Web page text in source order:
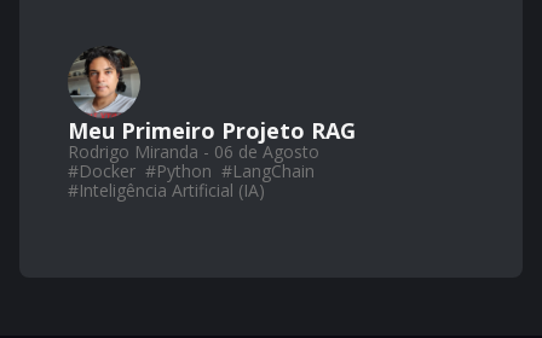
Meu Primeiro Projeto RAG
Rodrigo Miranda - 06 de Agosto
#Docker #Python #LangChain
#Inteligência Artificial (IA)